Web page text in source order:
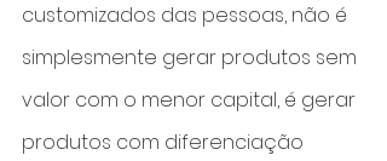
customizados das pessoas, não é
simplesmente gerar produtos sem
valor com o menor capital, é gerar
produtos com diferenciação